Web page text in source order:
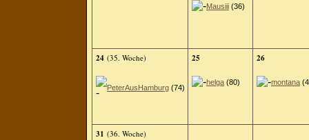
Mausiii (36)
24 (35. Woche)
PeterAusHamburg (74)
25
helga (80)
26
montana
31 (36. Woche)